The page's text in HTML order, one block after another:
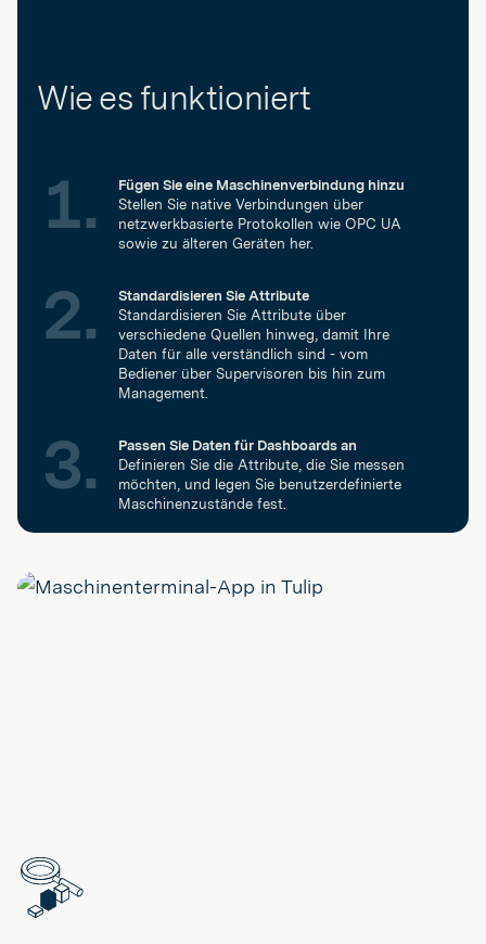
Wie es funktioniert
Fügen Sie eine Maschinenverbindung hinzu
Stellen Sie native Verbindungen über
netzwerkbasierte Protokollen wie OPC UA
sowie zu älteren Geräten her.
Standardisieren Sie Attribute
Standardisieren Sie Attribute über
verschiedene Quellen hinweg, damit Ihre
Daten für alle verständlich sind - vom
Bediener über Supervisoren bis hin zum
Management.
Passen Sie Daten für Dashboards an
Definieren Sie die Attribute, die Sie messen
möchten, und legen Sie benutzerdefinierte
Maschinenzustände fest.